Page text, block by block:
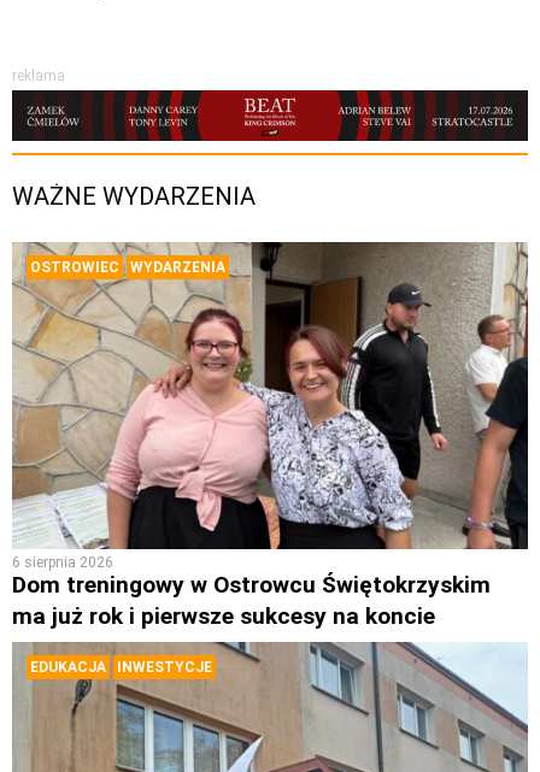
reklama
WAŻNE WYDARZENIA
OSTROWIEC WYDARZENIA
6 sierpnia 2026
Dom treningowy w Ostrowcu Świętokrzyskim
ma już rok i pierwsze sukcesy na koncie
EDUKACJA INWESTYCJE